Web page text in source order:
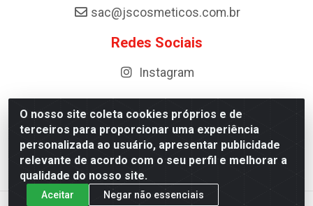
O nosso site coleta cookies próprios e de
terceiros para proporcionar uma experiência
personalizada ao usuário, apresentar publicidade
relevante de acordo com o seu perfil e melhorar a
qualidade do nosso site.
Aceitar Negar não essenciais
sac@jscosmeticos.com.br
Redes Sociais
Instagram
Distribuidora de Cosméticos Antoneto LTDA - BA-052,
km 87 - Industrial, Ipirá - BA, 44600-000 - CNPJ
10.984.107/0001-75